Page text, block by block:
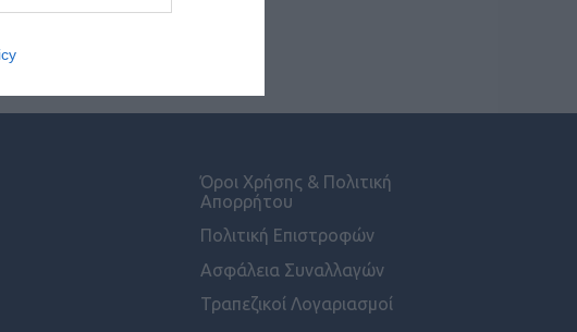
website
Όροι Χρήσης & Πολιτική
Απορρήτου
Πολιτική Επιστροφών
Ασφάλεια Συναλλαγών
Τραπεζικοί Λογαριασμοί